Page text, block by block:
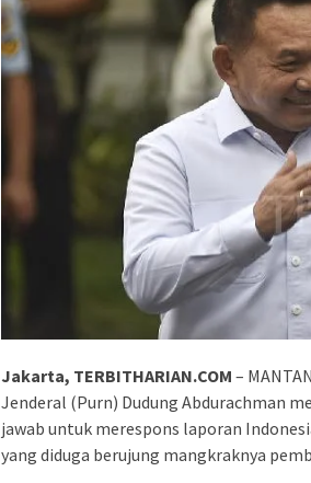
Jakarta, TERBITHARIAN.COM –
Jenderal (Purn) Dudung Abdurachman
jawab untuk merespons laporan
yang diduga berujung mangkraknya